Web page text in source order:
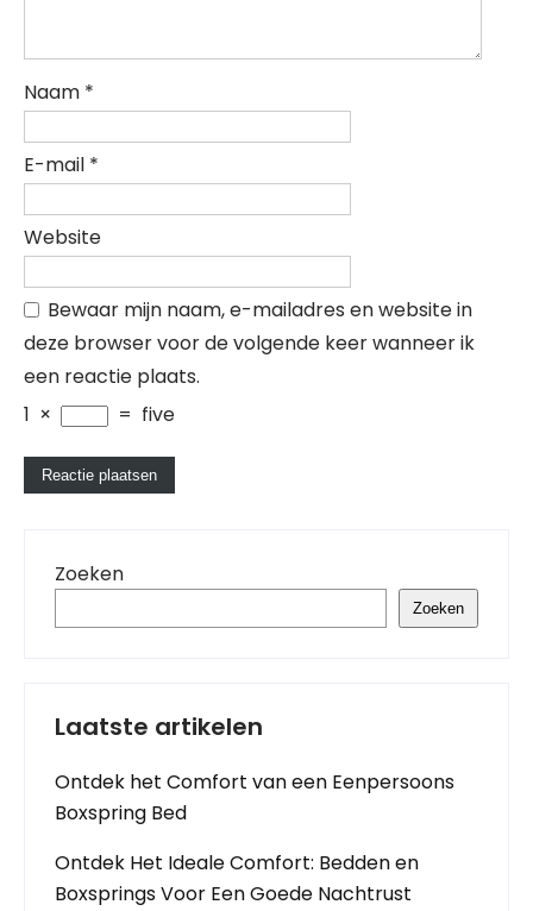
Naam *
E-mail *
Website
Bewaar mijn naam, e-mailadres en website in
deze browser voor de volgende keer wanneer ik
een reactie plaats.
1 × = five
Zoeken
Zoeken
Laatste artikelen
Ontdek het Comfort van een Eenpersoons
Boxspring Bed
Ontdek Het Ideale Comfort: Bedden en
Boxsprings Voor Een Goede Nachtrust